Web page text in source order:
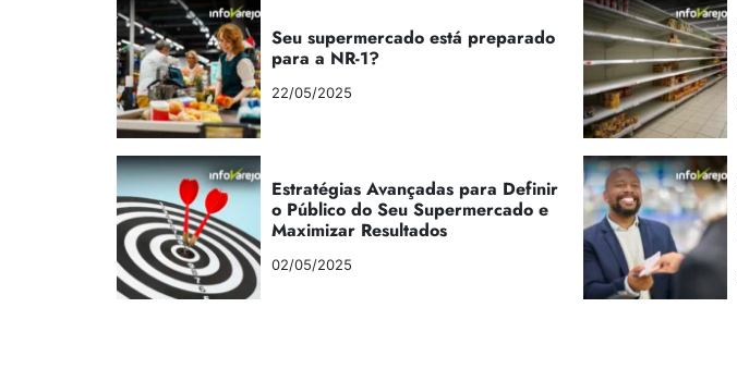
Seu supermercado está preparado
para a NR-1?
22/05/2025
Estratégias Avançadas para Definir
o Público do Seu Supermercado e
Maximizar Resultados
02/05/2025